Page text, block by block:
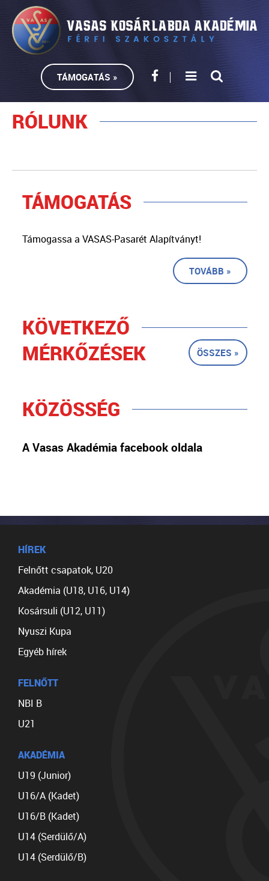
TÁMOGATÁS »
RÓLUNK
TÁMOGATÁS
Támogassa a VASAS-Pasarét Alapítványt!
TOVÁBB »
KÖVETKEZŐ
MÉRKŐZÉSEK
ÖSSZES »
KÖZÖSSÉG
A Vasas Akadémia facebook oldala
HÍREK
Felnőtt csapatok, U20
Akadémia (U18, U16, U14)
Kosársuli (U12, U11)
Nyuszi Kupa
Egyéb hírek
FELNŐTT
NBI B
U21
AKADÉMIA
U19 (Junior)
U16/A (Kadet)
U16/B (Kadet)
U14 (Serdülő/A)
U14 (Serdülő/B)